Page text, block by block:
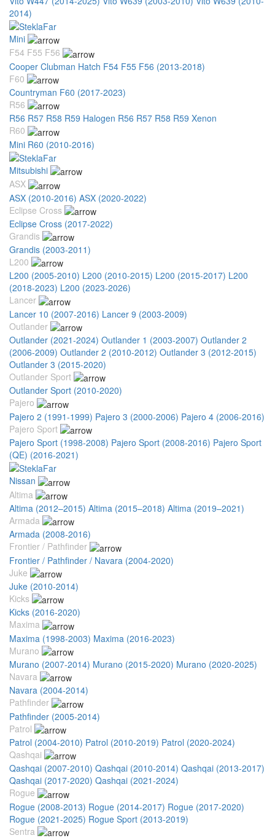
2014)
Mini
F54 F55 F56
Cooper Clubman Hatch F54 F55 F56 (2013-2018)
F60
Countryman F60 (2017-2023)
R56
R56 R57 R58 R59 Halogen R56 R57 R58 R59 Xenon
R60
Mini R60 (2010-2016)
Mitsubishi
ASX
ASX (2010-2016) ASX (2020-2022)
Eclipse Cross
Eclipse Cross (2017-2022)
Grandis
Grandis (2003-2011)
L200
L200 (2005-2010) L200 (2010-2015) L200 (2015-2017) L200
(2018-2023) L200 (2023-2026)
Lancer
Lancer 10 (2007-2016) Lancer 9 (2003-2009)
Outlander
Outlander (2021-2024) Outlander 1 (2003-2007) Outlander 2
(2006-2009) Outlander 2 (2010-2012) Outlander 3 (2012-2015)
Outlander 3 (2015-2020)
Outlander Sport
Outlander Sport (2010-2020)
Pajero
Pajero 2 (1991-1999) Pajero 3 (2000-2006) Pajero 4 (2006-2016)
Pajero Sport
Pajero Sport (1998-2008) Pajero Sport (2008-2016) Pajero Sport
(QE) (2016-2021)
Nissan
Altima
Altima (2012–2015) Altima (2015–2018) Altima (2019–2021)
Armada
Armada (2008-2016)
Frontier / Pathfinder
Frontier / Pathfinder / Navara (2004-2020)
Juke
Juke (2010-2014)
Kicks
Kicks (2016-2020)
Maxima
Maxima (1998-2003) Maxima (2016-2023)
Murano
Murano (2007-2014) Murano (2015-2020) Murano (2020-2025)
Navara
Navara (2004-2014)
Pathfinder
Pathfinder (2005-2014)
Patrol
Patrol (2004-2010) Patrol (2010-2019) Patrol (2020-2024)
Qashqai
Qashqai (2007-2010) Qashqai (2010-2014) Qashqai (2013-2017)
Qashqai (2017-2020) Qashqai (2021-2024)
Rogue
Rogue (2008-2013) Rogue (2014-2017) Rogue (2017-2020)
Rogue (2021-2025) Rogue Sport (2013-2019)
Sentra